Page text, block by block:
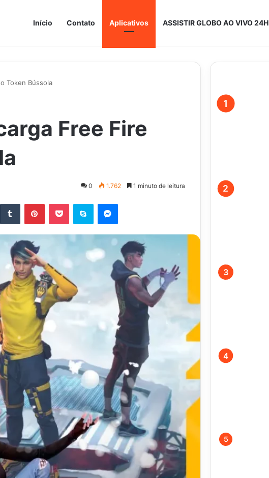
Início Contato Aplicativos ASSISTIR GLOBO AO VIVO 24H
Token Bússola
Free Fire
0 1.762 1 minuto de leitura
Tumblr PinterestPocket Skype Messenger